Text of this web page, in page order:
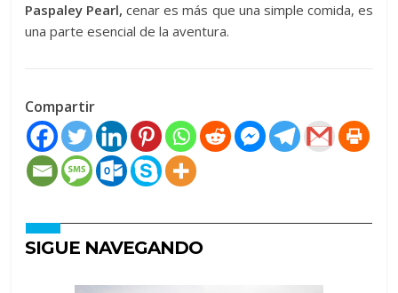
Paspaley Pearl, cenar es más que una simple comida, es
una parte esencial de la aventura.
Compartir
SIGUE NAVEGANDO